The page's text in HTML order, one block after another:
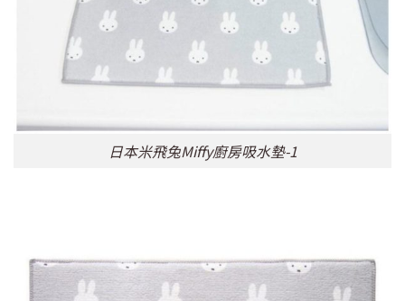
日本米飛兔Miffy廚房吸水墊-1